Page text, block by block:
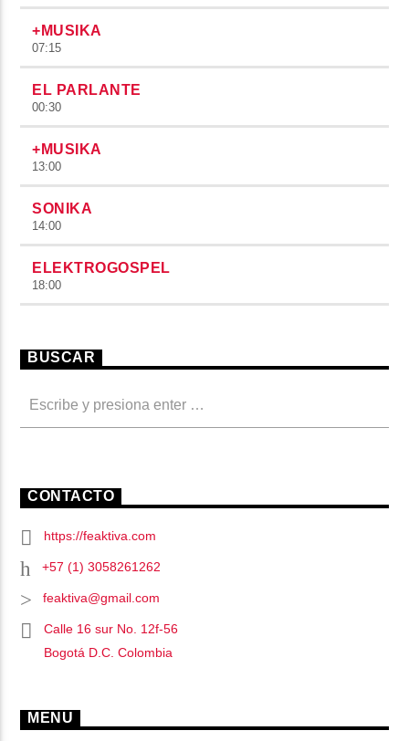
+MUSIKA
07:15
EL PARLANTE
00:30
+MUSIKA
13:00
SONIKA
14:00
ELEKTROGOSPEL
18:00
BUSCAR
CONTACTO
https://feaktiva.com
+57 (1) 3058261262
feaktiva@gmail.com
Calle 16 sur No. 12f-56
Bogotá D.C. Colombia
MENU